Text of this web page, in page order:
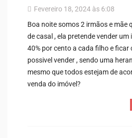
Fevereiro 18, 2024 às 6:08
Boa noite somos 2 irmãos e mãe
de casal , ela pretende vender
40% por cento a cada filho e ficar
possivel vender , sendo uma
mesmo que todos estejam de
venda do imóvel?